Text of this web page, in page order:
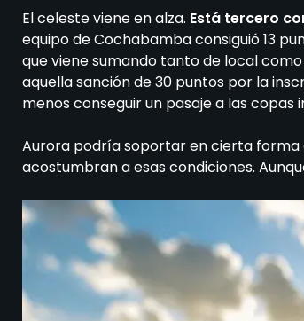
El celeste viene en alza. Está tercero
equipo de Cochabamba consiguió 13
que viene sumando tanto de local
aquella sanción de 30 puntos por la
menos conseguir un pasaje a las copas
Aurora podría soportar en cierta forma
acostumbran a esas condiciones.